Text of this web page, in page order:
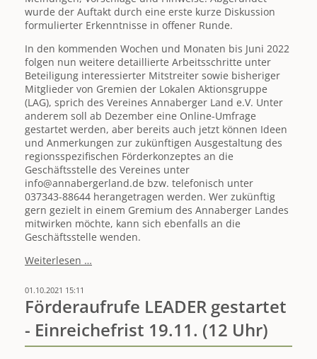
wurde der Auftakt durch eine erste kurze Diskussion
formulierter Erkenntnisse in offener Runde.
In den kommenden Wochen und Monaten bis Juni 2022
folgen nun weitere detaillierte Arbeitsschritte unter
Beteiligung interessierter Mitstreiter sowie bisheriger
Mitglieder von Gremien der Lokalen Aktionsgruppe
(LAG), sprich des Vereines Annaberger Land e.V. Unter
anderem soll ab Dezember eine Online-Umfrage
gestartet werden, aber bereits auch jetzt können Ideen
und Anmerkungen zur zukünftigen Ausgestaltung des
regionsspezifischen Förderkonzeptes an die
Geschäftsstelle des Vereines unter
info@annabergerland.de bzw. telefonisch unter
037343-88644 herangetragen werden. Wer zukünftig
gern gezielt in einem Gremium des Annaberger Landes
mitwirken möchte, kann sich ebenfalls an die
Geschäftsstelle wenden.
Weiterlesen …
2027"
Annaberger
Land
vollzogen
01.10.2021 15:11
Förderaufrufe LEADER gestartet
- Einreichefrist 19.11. (12 Uhr)